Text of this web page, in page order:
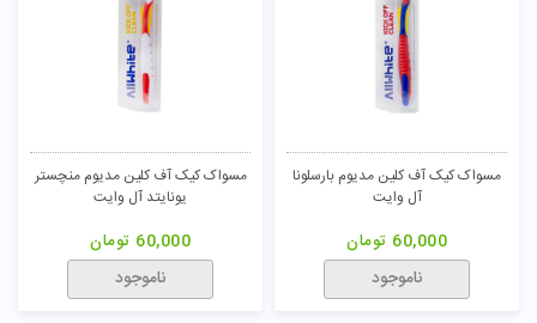
مسواک کیک آف کلین مدیوم بارسلونا
آل وایت
60,000 تومان
ناموجود
مسواک کیک آف کلین مدیوم منچستر
یونایتد آل وایت
60,000 تومان
ناموجود